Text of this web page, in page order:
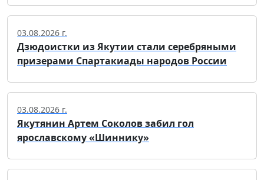
03.08.2026 г.
Дзюдоистки из Якутии стали серебряными
призерами Спартакиады народов России
03.08.2026 г.
Якутянин Артем Соколов забил гол
ярославскому «Шиннику»